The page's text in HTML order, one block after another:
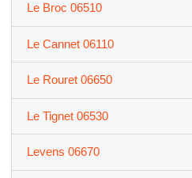
Le Broc 06510
Le Cannet 06110
Le Rouret 06650
Le Tignet 06530
Levens 06670